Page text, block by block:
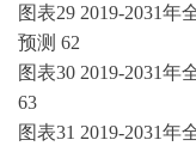
图表29 2019-2031
预测 62
图表30 2019-2031年
63
图表31 2019-2031年